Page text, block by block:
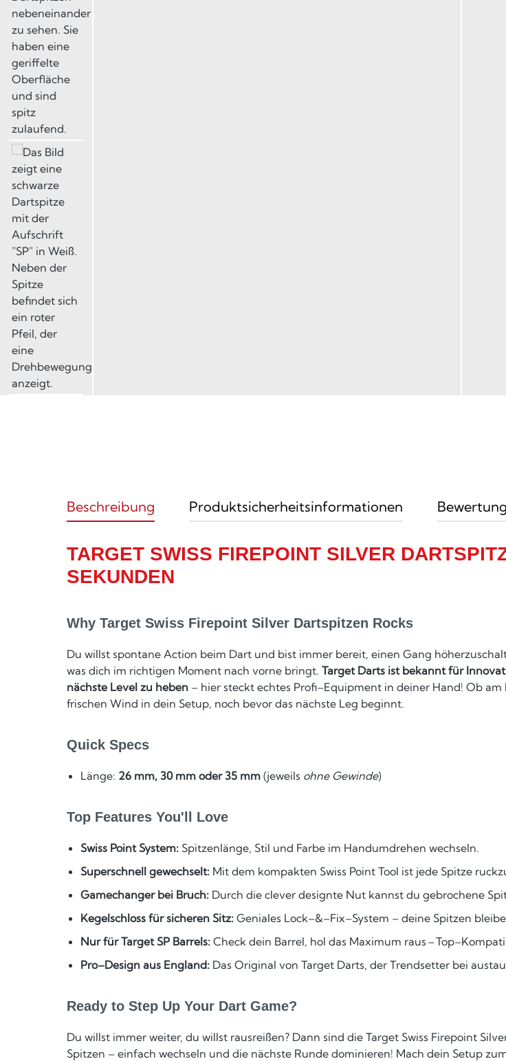
Beschreibung Produktsicherheitsinformationen
TARGET SWISS FIREPOINT SILVER
SEKUNDEN
Why Target Swiss Firepoint Silver Dartspitzen Rocks
Du willst spontane Action beim Dart und bist immer bereit, einen Gang
was dich im richtigen Moment nach vorne bringt. Target Darts ist bekannt für
nächste Level zu heben – hier steckt echtes Profi–Equipment in deiner Hand! Ob
frischen Wind in dein Setup, noch bevor das nächste Leg beginnt.
Quick Specs
Länge: 26 mm, 30 mm oder 35 mm (jeweils ohne Gewinde)
Top Features You'll Love
Swiss Point System: Spitzenlänge, Stil und Farbe im Handumdrehen wechseln.
Superschnell gewechselt: Mit dem kompakten Swiss Point Tool ist jede Spitze
Gamechanger bei Bruch: Durch die clever designte Nut kannst du gebrochene
Kegelschloss für sicheren Sitz: Geniales Lock–&–Fix–System – deine Spitzen
Nur für Target SP Barrels: Check dein Barrel, hol das Maximum raus –
Pro–Design aus England: Das Original von Target Darts, der Trendsetter bei
Ready to Step Up Your Dart Game?
Du willst immer weiter, du willst rausreißen? Dann sind die Target Swiss Firepoint
Spitzen – einfach wechseln und die nächste Runde dominieren! Mach dein Setup